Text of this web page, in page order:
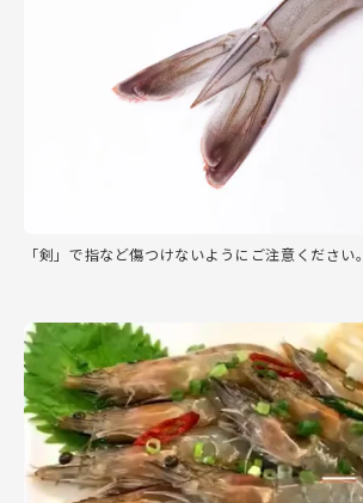
「剣」で指など傷つけないようにご注意ください。